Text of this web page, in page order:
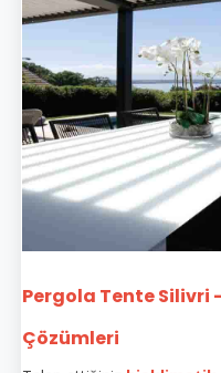
Pergola Tente Silivri
Çözümleri